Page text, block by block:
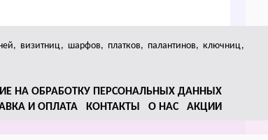
визитниц, шарфов, платков, палантинов, ключниц,
НА ОБРАБОТКУ ПЕРСОНАЛЬНЫХ ДАННЫХ
И ОПЛАТА КОНТАКТЫ О НАС АКЦИИ